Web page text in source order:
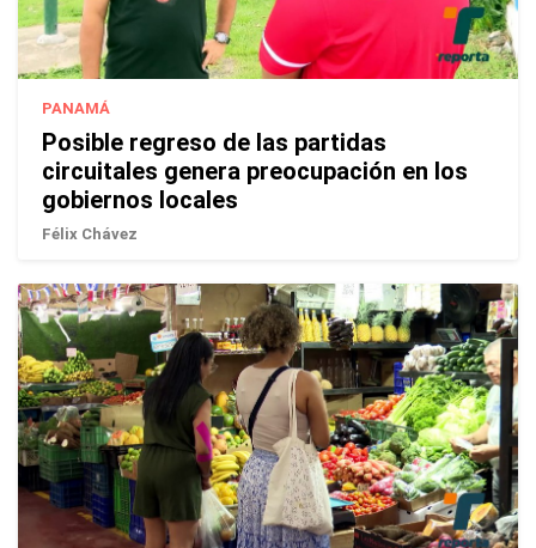
PANAMÁ
Posible regreso de las partidas
circuitales genera preocupación en los
gobiernos locales
Félix Chávez